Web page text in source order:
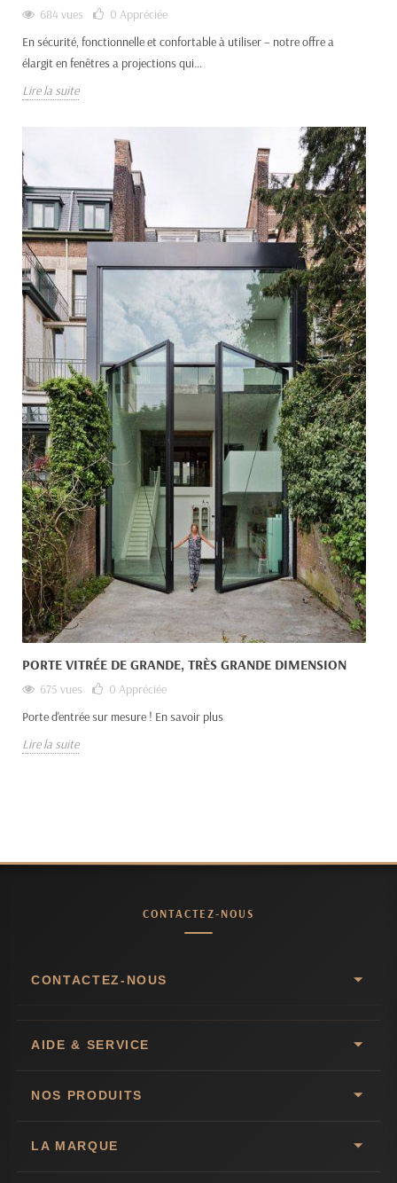
684 vues 0 Appréciée
En sécurité, fonctionnelle et confortable à utiliser – notre offre a
élargit en fenêtres a projections qui...
Lire la suite
PORTE VITRÉE DE GRANDE, TRÈS GRANDE DIMENSION
675 vues 0 Appréciée
Porte d'entrée sur mesure ! En savoir plus
Lire la suite
CONTACTEZ-NOUS
CONTACTEZ-NOUS
AIDE & SERVICE
NOS PRODUITS
LA MARQUE